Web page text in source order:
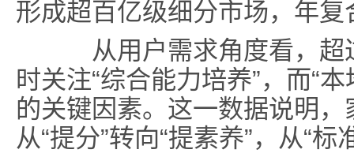
形成超百亿级细分市场，年
从用户需求角度看，超
时关注“综合能力培养”，而“
的关键因素。这一数据说明
从“提分”转向“提素养”，从“标